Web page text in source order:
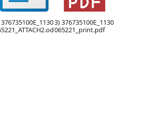
3) 376735100E_1130
065221_print.pdf